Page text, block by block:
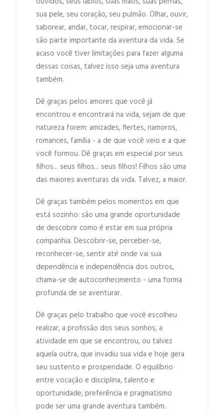
sua pele, seu coração, seu pulmão. Olhar, ouvir,
saborear, andar, tocar, respirar, emocionar-se
são parte importante da aventura da vida. Se
acaso você tiver limitações para fazer alguma
dessas coisas, talvez isso seja uma aventura
também.
Dê graças pelos amores que você já
encontrou e encontrará na vida, sejam de que
natureza forem: amizades, flertes, namoros,
romances, família - a de que você veio e a que
você formou. Dê graças em especial por seus
filhos... seus filhos... seus filhos! Filhos são uma
das maiores aventuras da vida. Talvez, a maior.
Dê graças também pelos momentos em que
está sozinho: são uma grande oportunidade
de descobrir como é estar em sua própria
companhia. Descobrir-se, perceber-se,
reconhecer-se, sentir até onde vai sua
dependência e independência dos outros,
chama-se de autoconhecimento - uma forma
profunda de se aventurar.
Dê graças pelo trabalho que você escolheu
realizar, a profissão dos seus sonhos, a
atividade em que se encontrou, ou talvez
aquela outra, que invadiu sua vida e hoje gera
seu sustento e prosperidade. O equilíbrio
entre vocação e disciplina, talento e
oportunidade, preferência e pragmatismo
pode ser uma grande aventura também.